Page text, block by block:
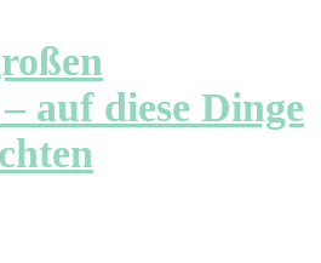
auf diese Dinge